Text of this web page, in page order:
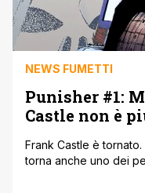
NEWS FUMETTI
Punisher #1:
Castle non è
Frank Castle è
torna anche uno dei